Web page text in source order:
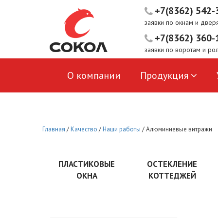
+7(8362) 542-
заявки по окнам и
+7(8362) 360-
заявки по воротам и
О компании Продукция
Главная /Качество /Наши работы /Алюминиевые витражи
ПЛАСТИКОВЫЕ
ОКНА
ОСТЕКЛЕНИЕ
КОТТЕДЖЕЙ